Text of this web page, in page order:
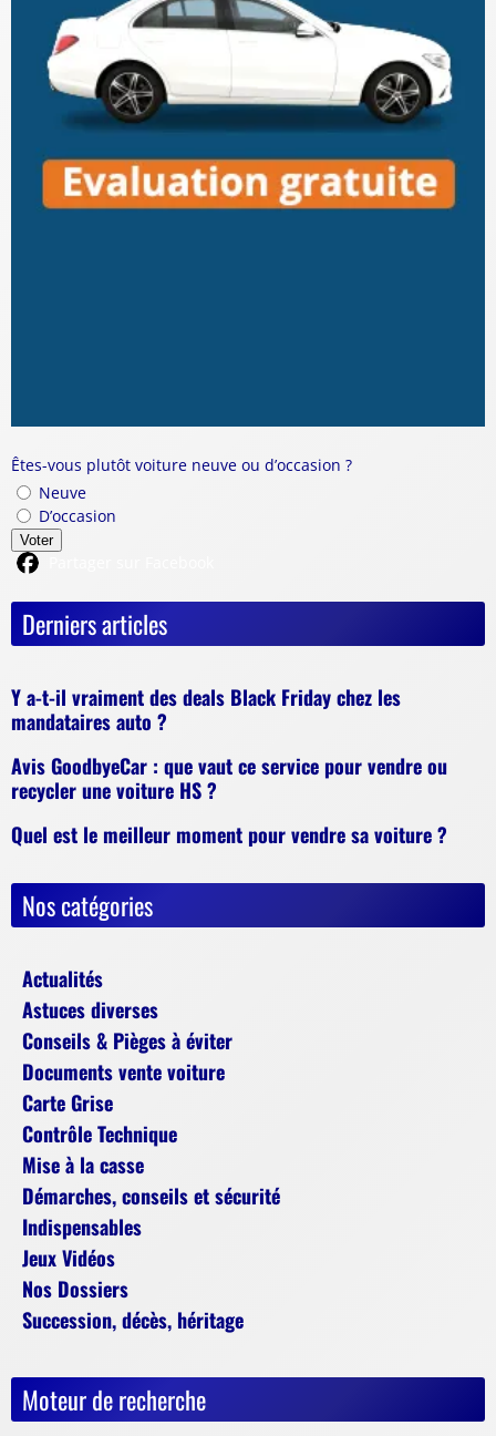
Êtes-vous plutôt voiture neuve ou d’occasion ?
Neuve
D’occasion
Voter
Derniers articles
Y a-t-il vraiment des deals Black Friday chez les
mandataires auto ?
Avis GoodbyeCar : que vaut ce service pour vendre ou
recycler une voiture HS ?
Quel est le meilleur moment pour vendre sa voiture ?
Nos catégories
Actualités
Astuces diverses
Conseils & Pièges à éviter
Documents vente voiture
Carte Grise
Contrôle Technique
Mise à la casse
Démarches, conseils et sécurité
Indispensables
Jeux Vidéos
Nos Dossiers
Succession, décès, héritage
Moteur de recherche